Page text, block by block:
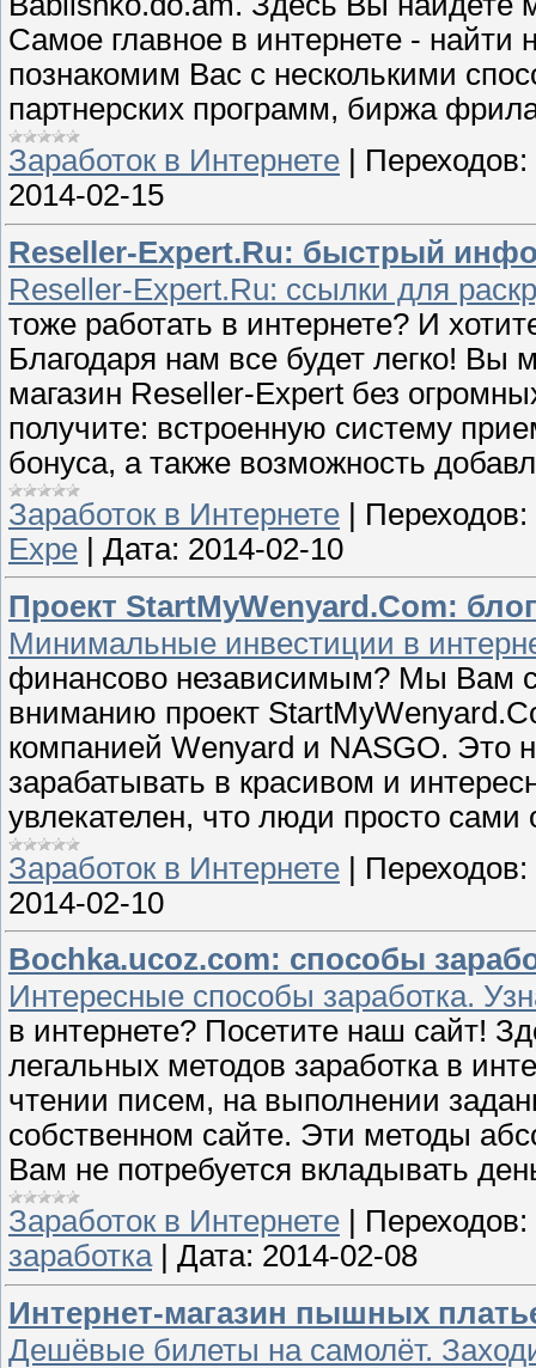
Самое главное в интернете -
познакомим Вас с несколькими
партнерских программ, биржа
Заработок в Интернете
Переходов:
2014-02-15
Reseller-Expert.Ru: быстрый
Reseller-Expert.Ru: ссылки для
тоже работать в интернете? И
Благодаря нам все будет легко! Вы
магазин Reseller-Expert без
получите: встроенную систему
бонуса, а также возможность
Заработок в Интернете
Переходов:
Expe
Дата: 2014-02-10
Проект StartMyWenyard.Com:
Минимальные инвестиции в
финансово независимым? Мы Вам
вниманию проект
компанией Wenyard и NASGO. Это
зарабатывать в красивом и
увлекателен, что люди просто
Заработок в Интернете | Переходов:
2014-02-10
Bochka.ucoz.com: способы
Интересные способы заработка.
в интернете? Посетите наш сайт!
легальных методов заработка в
чтении писем, на выполнении
собственном сайте. Эти методы
Вам не потребуется вкладывать
Заработок в Интернете
Переходов:
заработка
Дата: 2014-02-08
Интернет-магазин пышных
Дешёвые билеты на самолёт.